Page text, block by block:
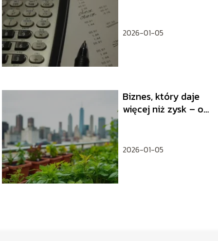
2026-01-05
Biznes, który daje
więcej niż zysk – o
regeneracyjnej
2026-01-05